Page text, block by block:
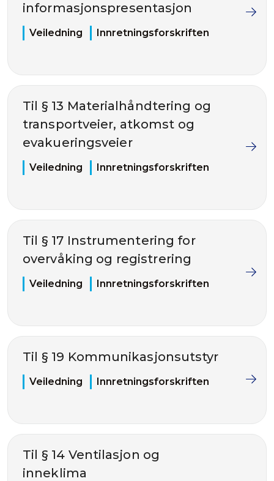
informasjonspresentasjon
Veiledning Innretningsforskriften
Til § 13 Materialhåndtering og
transportveier, atkomst og
evakueringsveier
Veiledning Innretningsforskriften
Til § 17 Instrumentering for
overvåking og registrering
Veiledning Innretningsforskriften
Til § 19 Kommunikasjonsutstyr
Veiledning Innretningsforskriften
Til § 14 Ventilasjon og
inneklima